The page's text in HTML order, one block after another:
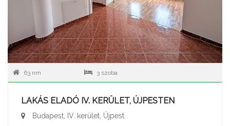
63 nm 3 szoba
LAKÁS ELADÓ IV. KERÜLET, ÚJPESTEN
Budapest, IV. kerület, Újpest